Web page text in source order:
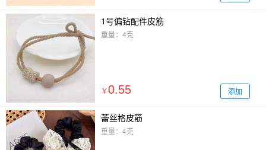
1号偏钻配件皮筋
重量：4克
￥0.55 添加
蕾丝格皮筋
重量：4克